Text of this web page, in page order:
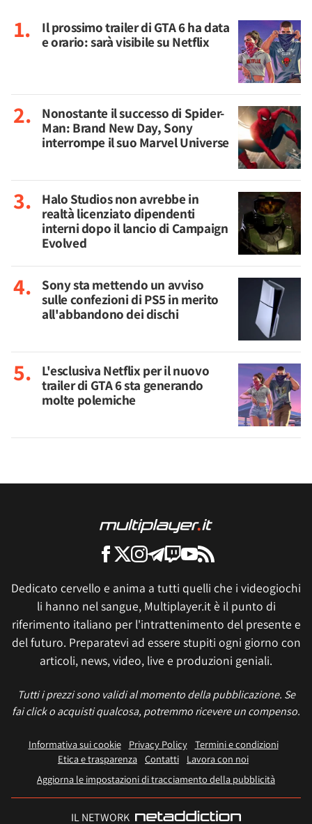
Il prossimo trailer di GTA 6 ha data
e orario: sarà visibile su Netflix
Nonostante il successo di Spider-
Man: Brand New Day, Sony
interrompe il suo Marvel Universe
Halo Studios non avrebbe in
realtà licenziato dipendenti
interni dopo il lancio di Campaign
Evolved
Sony sta mettendo un avviso
sulle confezioni di PS5 in merito
all'abbandono dei dischi
L'esclusiva Netflix per il nuovo
trailer di GTA 6 sta generando
molte polemiche
Dedicato cervello e anima a tutti quelli che i videogiochi
li hanno nel sangue, Multiplayer.it è il punto di
riferimento italiano per l'intrattenimento del presente e
del futuro. Preparatevi ad essere stupiti ogni giorno con
articoli, news, video, live e produzioni geniali.
Tutti i prezzi sono validi al momento della pubblicazione. Se
fai click o acquisti qualcosa, potremmo ricevere un compenso.
Informativa sui cookie Privacy Policy
Termini e condizioni
Etica e trasparenza Contatti
Lavora con noi
Aggiorna le impostazioni di tracciamento della pubblicità
IL NETWORK